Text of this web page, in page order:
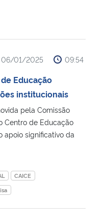
06/01/2025 09:54
Educação
institucionais
pela Comissão
Centro de Educação
apoio significativo da
CAICE